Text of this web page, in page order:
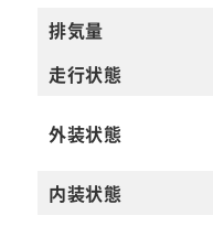
排気量
走行状態
外装状態
内装状態